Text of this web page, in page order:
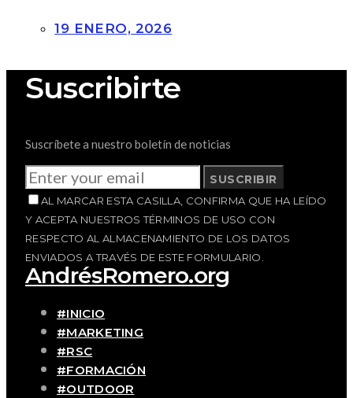
19 ENERO, 2026
Suscribirte
Suscríbete a nuestro boletín de noticias
SUSCRIBIR
AL MARCAR ESTA CASILLA, CONFIRMA QUE HA LEÍDO
Y ACEPTA NUESTROS TÉRMINOS DE USO CON
RESPECTO AL ALMACENAMIENTO DE LOS DATOS
ENVIADOS A TRAVÉS DE ESTE FORMULARIO.
AndrésRomero.org
#INICIO
#MARKETING
#RSC
#FORMACIÓN
#OUTDOOR